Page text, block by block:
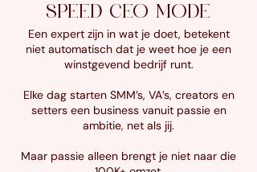
SPEED CEO MODE
Een expert zijn in wat je doet, betekent
niet automatisch dat je weet hoe je een
winstgevend bedrijf runt.
Elke dag starten SMM’s, VA’s, creators en
setters een business vanuit passie en
ambitie, net als jij.
Maar passie alleen brengt je niet naar die